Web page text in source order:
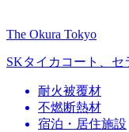
The Okura Tokyo
SKタイカコート、
耐火被覆材
不燃断熱材
宿泊・居住施設